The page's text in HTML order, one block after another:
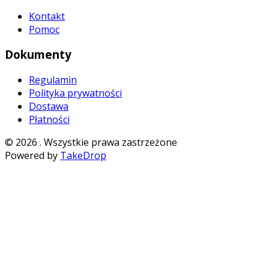
Kontakt
Pomoc
Dokumenty
Regulamin
Polityka prywatności
Dostawa
Płatności
© 2026 . Wszystkie prawa zastrzeżone
Powered by TakeDrop